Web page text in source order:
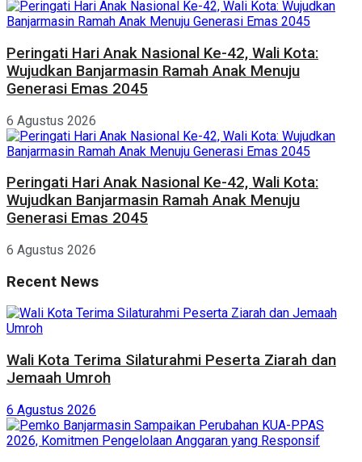
Peringati Hari Anak Nasional Ke-42, Wali Kota:
Wujudkan Banjarmasin Ramah Anak Menuju
Generasi Emas 2045
6 Agustus 2026
Peringati Hari Anak Nasional Ke-42, Wali Kota:
Wujudkan Banjarmasin Ramah Anak Menuju
Generasi Emas 2045
6 Agustus 2026
Recent News
Wali Kota Terima Silaturahmi Peserta Ziarah dan
Jemaah Umroh
6 Agustus 2026